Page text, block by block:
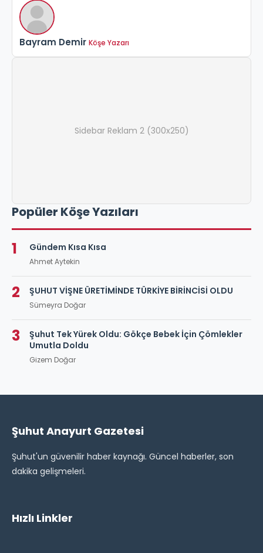
Bayram Demir Köşe Yazarı
Sidebar Reklam 2 (300x250)
Popüler Köşe Yazıları
1 Gündem Kısa Kısa
Ahmet Aytekin
2 ŞUHUT VİŞNE ÜRETİMİNDE TÜRKİYE BİRİNCİSİ OLDU
Sümeyra Doğar
3
Şuhut Tek Yürek Oldu: Gökçe Bebek İçin Çömlekler
Umutla Doldu
Gizem Doğar
Şuhut Anayurt Gazetesi
Şuhut'un güvenilir haber kaynağı. Güncel haberler, son
dakika gelişmeleri.
Hızlı Linkler